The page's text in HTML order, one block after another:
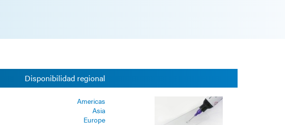
Disponibilidad regional
Americas
Asia
Europe